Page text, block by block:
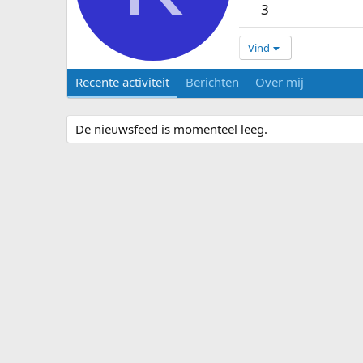
3
Vind
Recente activiteit Berichten Over mij
De nieuwsfeed is momenteel leeg.